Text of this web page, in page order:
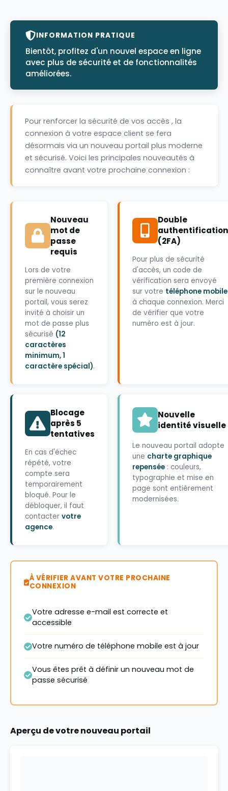
INFORMATION PRATIQUE
Bientôt, profitez d'un nouvel espace en ligne
avec plus de sécurité et de fonctionnalités
améliorées.
Pour renforcer la sécurité de vos accès , la
connexion à votre espace client se fera
désormais via un nouveau portail plus moderne
et sécurisé. Voici les principales nouveautés à
connaître avant votre prochaine connexion :
Nouveau
mot de
passe
requis
Lors de votre
première connexion
sur le nouveau
portail, vous serez
invité à choisir un
mot de passe plus
sécurisé (12
caractères
minimum, 1
caractère spécial).
Double
authentification
(2FA)
Pour plus de sécurité
d'accès, un code de
vérification sera envoyé
sur votre téléphone mobile
à chaque connexion. Merci
de vérifier que votre
numéro est à jour.
Blocage
après 5
tentatives
En cas d'échec
répété, votre
compte sera
temporairement
bloqué. Pour le
débloquer, il faut
contacter votre
agence.
Nouvelle
identité visuelle
Le nouveau portail adopte
une charte graphique
repensée : couleurs,
typographie et mise en
page sont entièrement
modernisées.
À VÉRIFIER AVANT VOTRE PROCHAINE
CONNEXION
Votre adresse e-mail est correcte et
accessible
Votre numéro de téléphone mobile est à jour
Vous êtes prêt à définir un nouveau mot de
passe sécurisé
Aperçu de votre nouveau portail